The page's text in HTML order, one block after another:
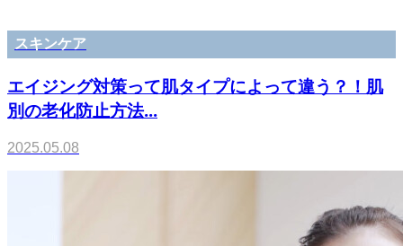
スキンケア
エイジング対策って肌タイプによって違う？！肌
別の老化防止方法...
2025.05.08